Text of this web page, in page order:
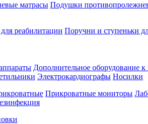
матрасы Подушки
реабилитации Поручни и ступеньки
Дополнительное оборудование
Электрокардиографы Носилки
Прикроватные мониторы